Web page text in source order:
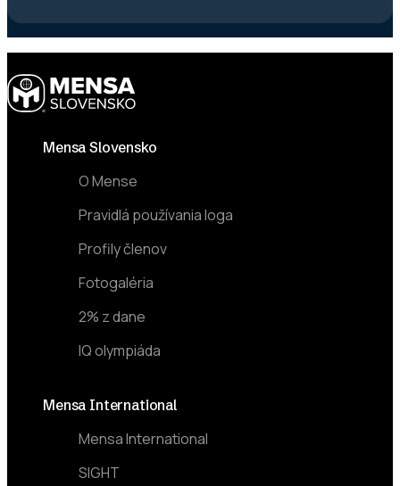
FooterMensa Slovensko
O Mense
Pravidlá používania loga
Profily členov
Fotogaléria
2% z dane
IQ olympiáda
Mensa International
Mensa International
SIGHT